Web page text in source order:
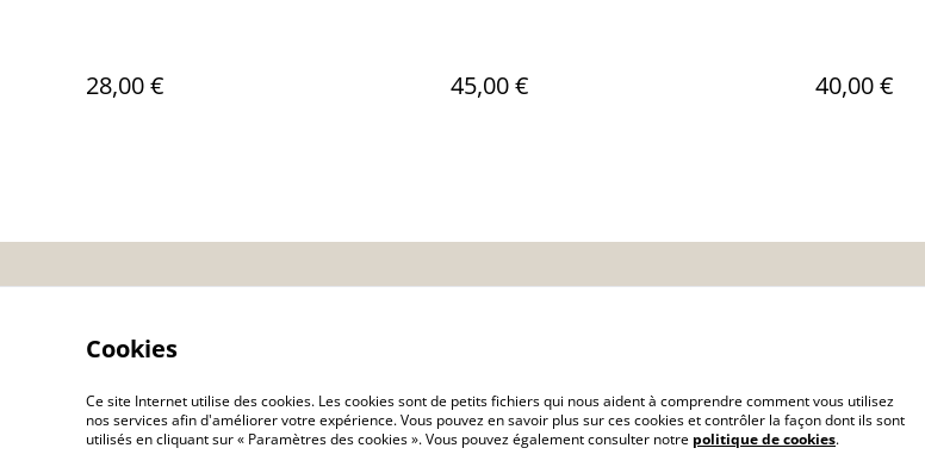
28,00 €
45,00 € 40,00 €
©2026 VINYLSHOP85
Cookies
Ce site Internet utilise des cookies. Les cookies sont de petits fichiers qui nous aident à comprendre comment vous utilisez
nos services afin d'améliorer votre expérience. Vous pouvez en savoir plus sur ces cookies et contrôler la façon dont ils sont
utilisés en cliquant sur « Paramètres des cookies ». Vous pouvez également consulter notre politique de cookies.